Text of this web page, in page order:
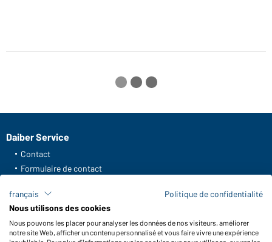
Daiber Service
Contact
Formulaire de contact
FAQ / Manuel d' utilisation
Vérifier le stock
Reporting system according to whistleblower protection act
français
Politique de confidentialité
Nous utilisons des cookies
Nous pouvons les placer pour analyser les données de nos visiteurs, améliorer
notre site Web, afficher un contenu personnalisé et vous faire vivre une expérience